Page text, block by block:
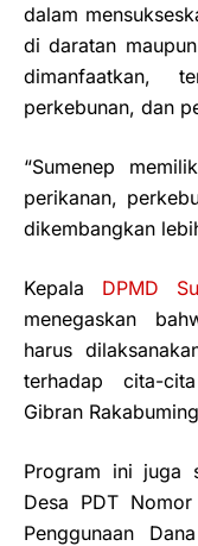
dalam
di daratan
dimanfaatkan,
perkebunan, dan
“Sumenep
perikanan,
dikembangkan
Kepala DPMD
menegaskan
harus
terhadap cita-
Gibran
Program ini juga
Desa PDT
Penggunaan